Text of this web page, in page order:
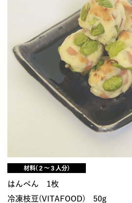
材料(２～３人分)
はんぺん 1枚
冷凍枝豆(VITAFOOD) 50g